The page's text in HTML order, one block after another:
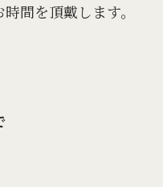
間を頂戴します。